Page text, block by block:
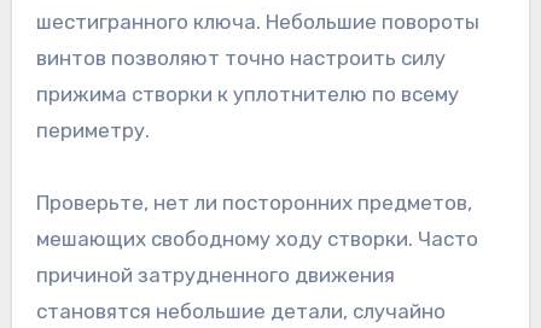
шестигранного ключа. Небольшие повороты
винтов позволяют точно настроить силу
прижима створки к уплотнителю по всему
периметру.
Проверьте, нет ли посторонних предметов,
мешающих свободному ходу створки. Часто
причиной затрудненного движения
становятся небольшие детали, случайно